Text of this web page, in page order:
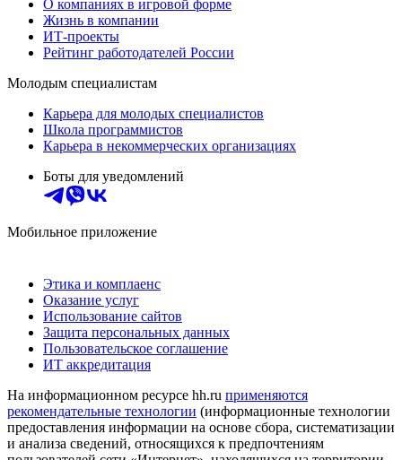
О компаниях в игровой форме
Жизнь в компании
ИТ-проекты
Рейтинг работодателей России
Молодым специалистам
Карьера для молодых специалистов
Школа программистов
Карьера в некоммерческих организациях
Боты для уведомлений
Мобильное приложение
Этика и комплаенс
Оказание услуг
Использование сайтов
Защита персональных данных
Пользовательское соглашение
ИТ аккредитация
На информационном ресурсе hh.ru применяются
рекомендательные технологии (информационные технологии
предоставления информации на основе сбора, систематизации
и анализа сведений, относящихся к предпочтениям